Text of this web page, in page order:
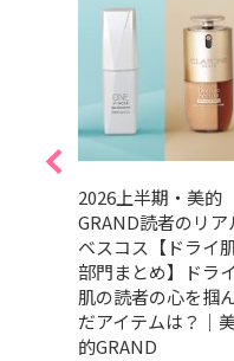
2026上半期・美的
GRAND読者のリア
ベスコス【ドライ
部門まとめ】ドライ
肌の読者の心を掴
だアイテムは？｜
的GRAND